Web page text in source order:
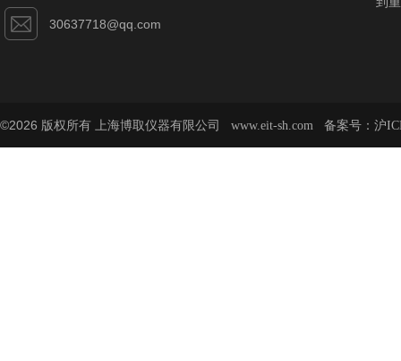
30637718@qq.com
©2026 版权所有 上海博取仪器有限公司 www.eit-sh.com 备案号： 沪